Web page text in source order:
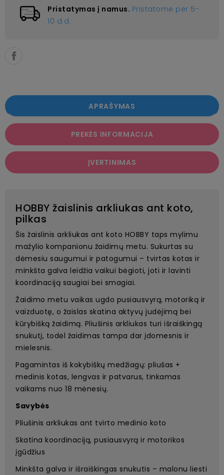
Pristatymas į namus. Pristatome per 5-
10 d.d.
APRAŠYMAS
PREKĖS INFORMACIJA
ĮVERTINIMAS
HOBBY žaislinis arkliukas ant koto,
pilkas
Šis žaislinis arkliukas ant koto HOBBY taps mylimu
mažylio kompanionu žaidimų metu. Sukurtas su
dėmesiu saugumui ir patogumui – tvirtas kotas ir
minkšta galva leidžia vaikui bėgioti, joti ir lavinti
koordinaciją saugiai bei smagiai.
Žaidimo metu vaikas ugdo pusiausvyrą, motoriką ir
vaizduotę, o žaislas skatina aktyvų judėjimą bei
kūrybišką žaidimą. Pliušinis arkliukas turi išraiškingą
snukutį, todėl žaidimas tampa dar įdomesnis ir
mielesnis.
Pagamintas iš kokybiškų medžiagų: pliušas +
medinis kotas, lengvas ir patvarus, tinkamas
vaikams nuo 18 mėnesių.
Savybės
Pliušinis arkliukas ant tvirto medinio koto
Skatina koordinaciją, pusiausvyrą ir motorikos
įgūdžius
Minkšta galva ir išraiškingas snukutis – malonu liesti